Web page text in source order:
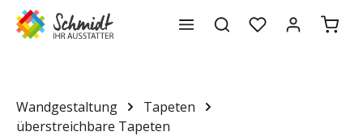
springen
Wandgestaltung
Tapeten
überstreichbare Tapeten